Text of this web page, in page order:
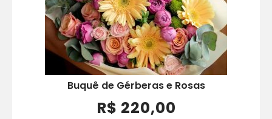
Buquê de Gérberas e Rosas
R$ 220,00